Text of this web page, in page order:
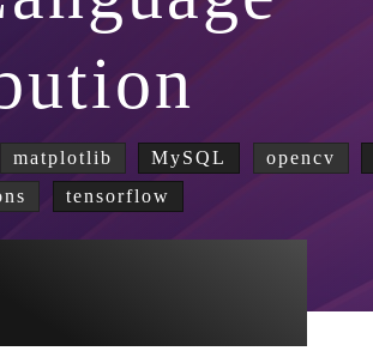
matplotlib MySQL opencv
tensorflow